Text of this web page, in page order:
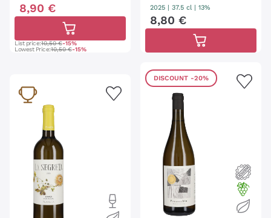
8,90 €
List price:10,50 €-15%
Lowest Price:10,50 €-15%
2025 | 37.5 cl | 13%
8,80 €
DISCOUNT -20%